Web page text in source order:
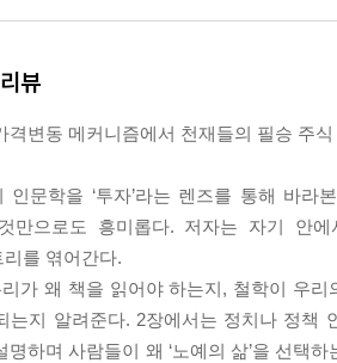
가 경제 침체를 가져온다
평평해지지 않는 걸까?
을 백업하는 3가지 뭉침의 힘
조업 중심 도시가 몰락한 이유
은 왜 특정 지역과 도시로 몰려드는가
동산 투자와 관련한 통찰은 무엇인가
뷰
격변동 메커니즘에서 천재들의 필승 주
인문학을 ‘투자’라는 렌즈를 통해 바
만으로도 흥미롭다. 저자는 자기 안
를 엮어간다.
가 왜 책을 읽어야 하는지, 철학이 우
는지 알려준다. 2장에서는 정치나 정책
명하며 사람들이 왜 ‘노예의 삶’을 선택